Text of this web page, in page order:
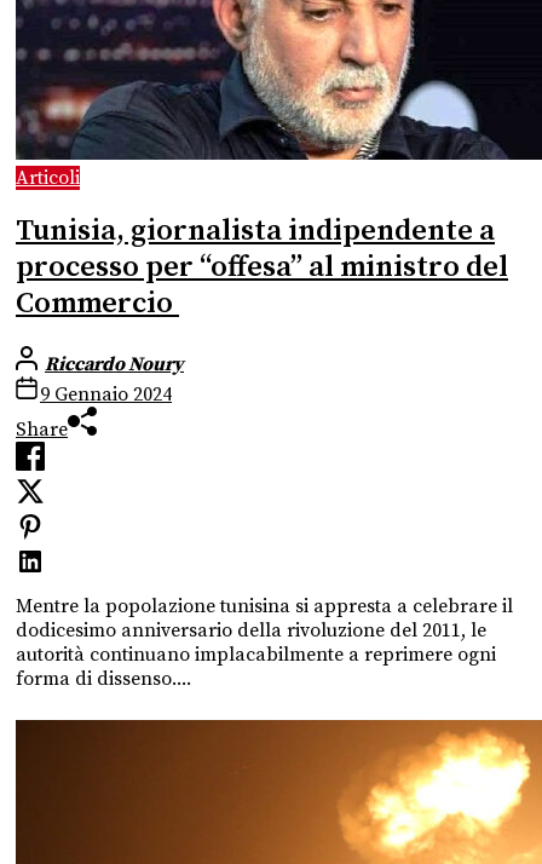
Articoli
Tunisia, giornalista indipendente a
processo per “offesa” al ministro del
Commercio
Riccardo Noury
9 Gennaio 2024
Share
Mentre la popolazione tunisina si appresta a celebrare il
dodicesimo anniversario della rivoluzione del 2011, le
autorità continuano implacabilmente a reprimere ogni
forma di dissenso....